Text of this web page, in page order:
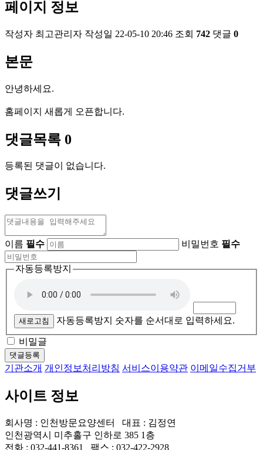
페이지 정보
작성자 최고관리자 작성일 22-05-10 20:46 조회 742 댓글 0
본문
안녕하세요.
홈페이지 새롭게 오픈합니다.
댓글목록 0
등록된 댓글이 없습니다.
댓글쓰기
이름 필수 비밀번호 필수
자동등록방지
새로고침 자동등록방지 숫자를 순서대로 입력하세요.
비밀글
댓글등록
기관소개 개인정보처리방침 서비스이용약관 이메일수집거부
사이트 정보
회사명 : 인천방문요양센터 대표 : 김정연
인천광역시 미추홀구 인하로 385 1층
전화 : 032-441-8361 팩스 : 032-422-2928